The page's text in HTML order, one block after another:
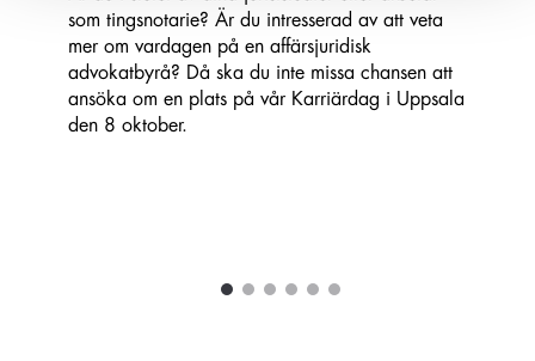
som tingsnotarie? Är du intresserad av att veta
mer om vardagen på en affärsjuridisk
advokatbyrå? Då ska du inte missa chansen att
ansöka om en plats på vår Karriärdag i Uppsala
den 8 oktober.
1 2 3 4 5 6